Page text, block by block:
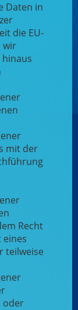
Daten in
die EU-
wir
mit der
Recht
eines
teilweise
oder